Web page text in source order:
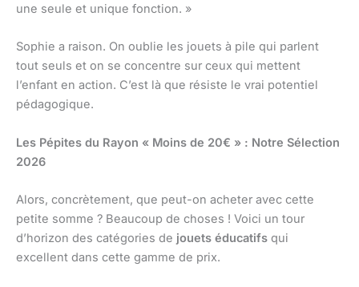
une seule et unique fonction. »
Sophie a raison. On oublie les jouets à pile qui parlent
tout seuls et on se concentre sur ceux qui mettent
l’enfant en action. C’est là que résiste le vrai potentiel
pédagogique.
Les Pépites du Rayon « Moins de 20€ » : Notre Sélection
2026
Alors, concrètement, que peut-on acheter avec cette
petite somme ? Beaucoup de choses ! Voici un tour
d’horizon des catégories de jouets éducatifs qui
excellent dans cette gamme de prix.